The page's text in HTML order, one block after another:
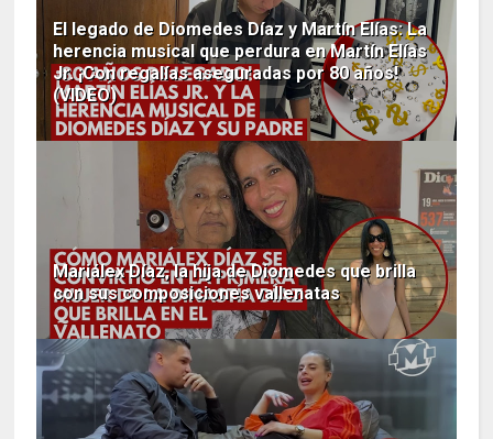
El legado de Diomedes Díaz y Martín Elías: La
herencia musical que perdura en Martín Elías
Jr. ¡Con regalías aseguradas por 80 años!
(VIDEO)
Mariálex Díaz, la hija de Diomedes que brilla
con sus composiciones vallenatas